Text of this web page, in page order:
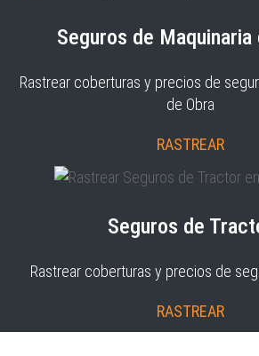
Seguros de Maquinaria
Rastrear coberturas y precios de
de Obra
RASTREAR
Seguros de
Rastrear coberturas y precios de
RASTREAR